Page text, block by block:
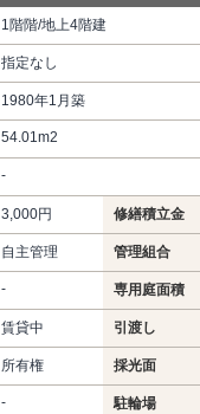
1階階/地上4階建
指定なし
1980年1月築
54.01m2
-
3,000円 修繕積立金
自主管理 管理組合
- 専用庭面積
賃貸中 引渡し
所有権 採光面
- 駐輪場